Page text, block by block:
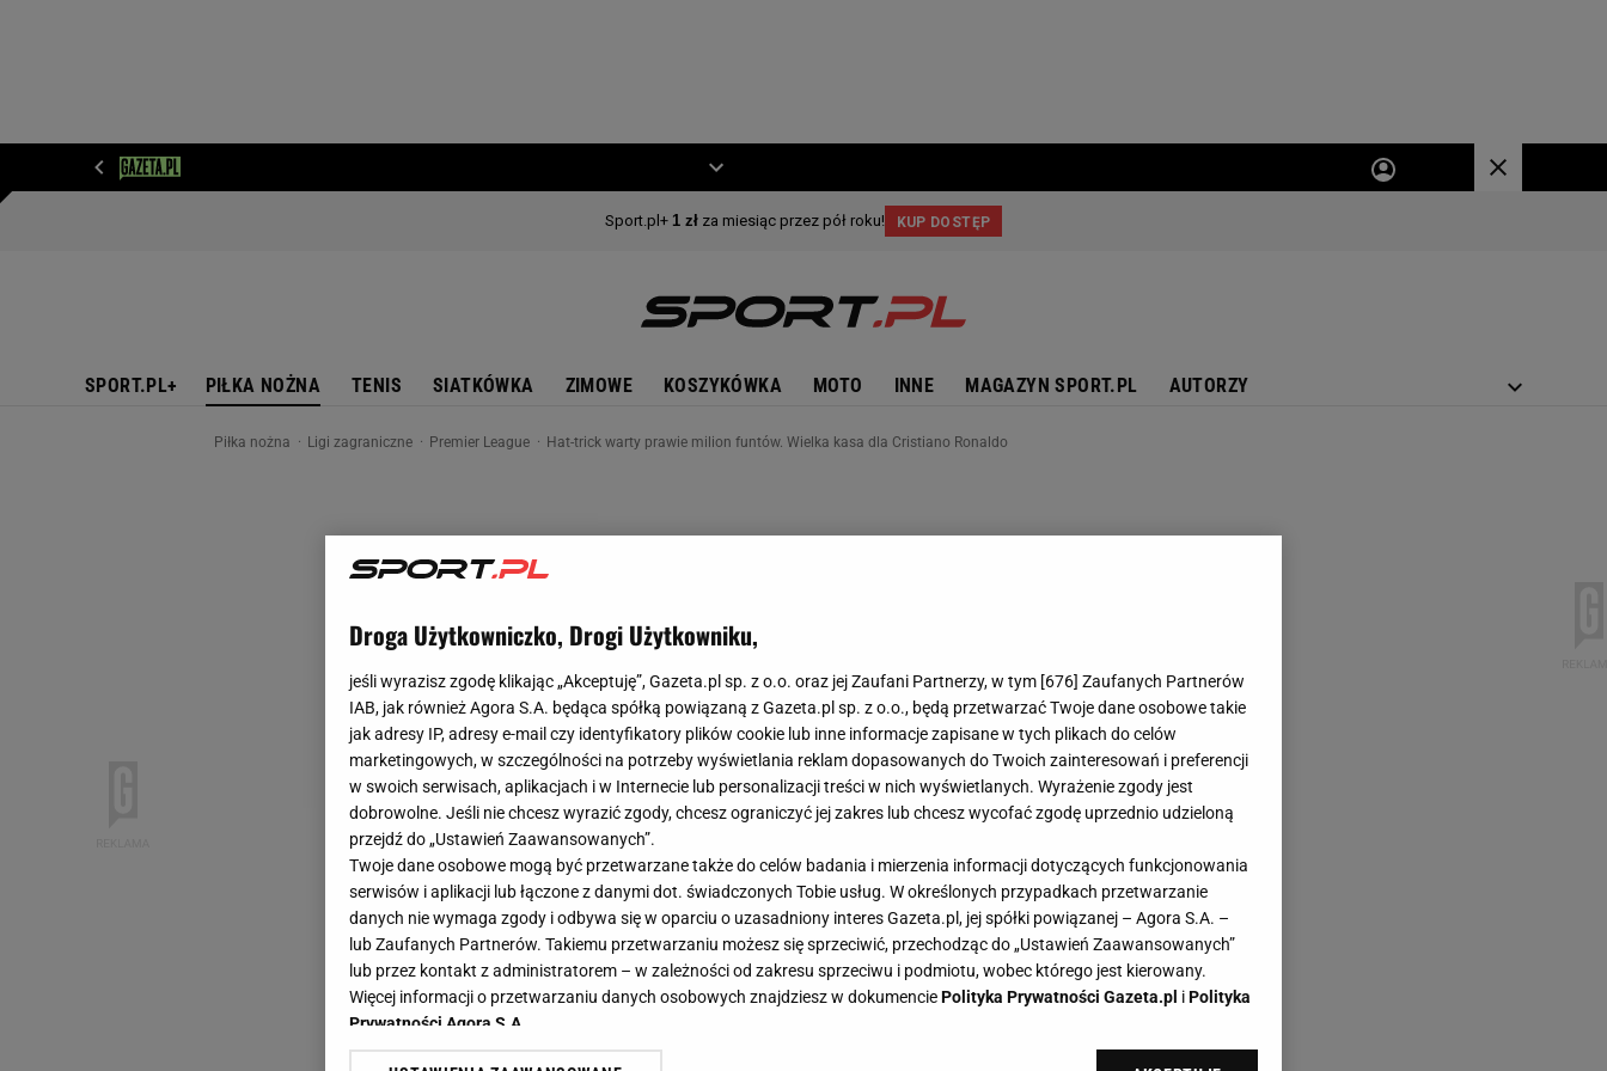
SPORT.PL+ PIŁKA NOŻNA TENIS SIATKÓWKA ZIMOWE KOSZYKÓWKA MOTO INNE MAGAZYN SPORT.PL AUTORZY
Piłka nożna Ligi zagraniczne Premier League Hat-trick warty prawie milion funtów. Wielka kasa dla Cristiano Ronaldo
Droga Użytkowniczko, Drogi Użytkowniku,
jeśli wyrazisz zgodę klikając „Akceptuję”, Gazeta.pl sp. z o.o. oraz jej Zaufani Partnerzy, w tym [676] Zaufanych Partnerów
IAB, jak również Agora S.A. będąca spółką powiązaną z Gazeta.pl sp. z o.o., będą przetwarzać Twoje dane osobowe takie
jak adresy IP, adresy e-mail czy identyfikatory plików cookie lub inne informacje zapisane w tych plikach do celów
marketingowych, w szczególności na potrzeby wyświetlania reklam dopasowanych do Twoich zainteresowań i preferencji
w swoich serwisach, aplikacjach i w Internecie lub personalizacji treści w nich wyświetlanych. Wyrażenie zgody jest
dobrowolne. Jeśli nie chcesz wyrazić zgody, chcesz ograniczyć jej zakres lub chcesz wycofać zgodę uprzednio udzieloną
przejdź do „Ustawień Zaawansowanych”.
Twoje dane osobowe mogą być przetwarzane także do celów badania i mierzenia informacji dotyczących funkcjonowania
serwisów i aplikacji lub łączone z danymi dot. świadczonych Tobie usług. W określonych przypadkach przetwarzanie
danych nie wymaga zgody i odbywa się w oparciu o uzasadniony interes Gazeta.pl, jej spółki powiązanej – Agora S.A. –
lub Zaufanych Partnerów. Takiemu przetwarzaniu możesz się sprzeciwić, przechodząc do „Ustawień Zaawansowanych”
lub przez kontakt z administratorem – w zależności od zakresu sprzeciwu i podmiotu, wobec którego jest kierowany.
Więcej informacji o przetwarzaniu danych osobowych znajdziesz w dokumenciePolityka Prywatności Gazeta.pl iPolityka
Prywatności Agora S.A.